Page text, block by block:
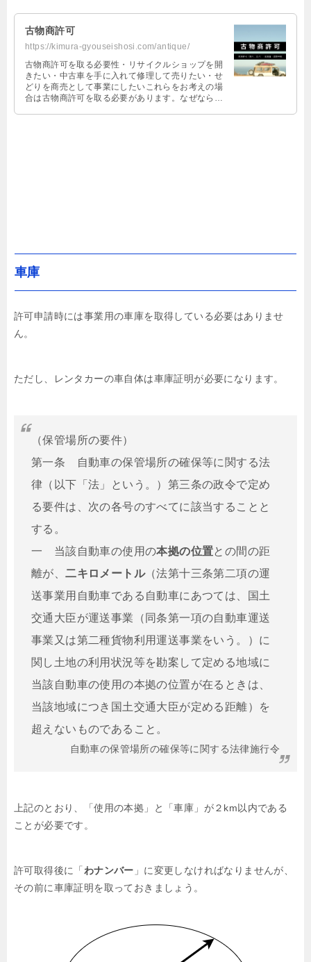
古物商許可
https://kimura-gyouseishosi.com/antique/
古物商許可を取る必要性・リサイクルショップを開
きたい・中古車を手に入れて修理して売りたい・せ
どりを商売として事業にしたいこれらをお考えの場
合は古物商許可を取る必要があります。なぜならば
車庫
許可申請時には事業用の車庫を取得している必要はありませ
ん。
ただし、レンタカーの車自体は車庫証明が必要になります。
（保管場所の要件）
第一条
自動車の保管場所の確保等に関する法
律（以下「法」という。）第三条の政令で定め
る要件は、次の各号のすべてに該当することと
する。
一 当該自動車の使用の本拠の位置との間の距
離が、二キロメートル（法第十三条第二項の運
送事業用自動車である自動車にあつては、国土
交通大臣が運送事業（同条第一項の自動車運送
事業又は第二種貨物利用運送事業をいう。）に
関し土地の利用状況等を勘案して定める地域に
当該自動車の使用の本拠の位置が在るときは、
当該地域につき国土交通大臣が定める距離）を
超えないものであること。
自動車の保管場所の確保等に関する法律施行令
上記のとおり、「使用の本拠」と「車庫」が２km以内である
ことが必要です。
許可取得後に「 わナンバー 」に変更しなければなりませんが、
その前に車庫証明を取っておきましょう。